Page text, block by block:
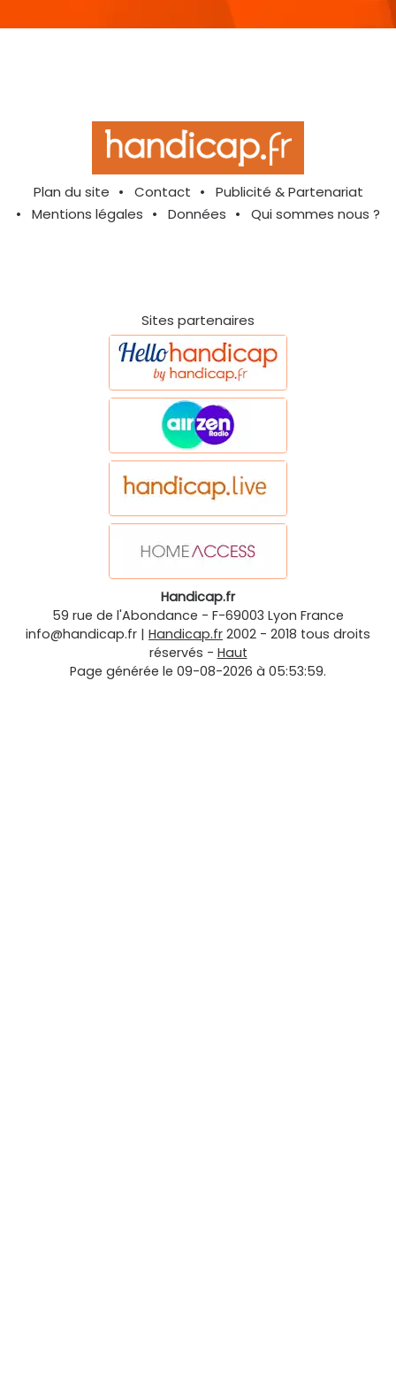
Plan du site Contact
Publicité & Partenariat
Mentions légales
Données Qui sommes nous ?
Sites partenaires
Handicap.fr
59 rue de l'Abondance - F-69003 Lyon France
info@handicap.fr | Handicap.fr 2002 - 2018 tous droits
réservés - Haut
Page générée le 09-08-2026 à 05:53:59.